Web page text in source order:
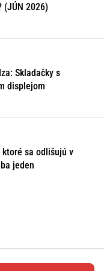
(JÚN 2026)
Skladačky s
displejom
sa odlišujú v
jeden